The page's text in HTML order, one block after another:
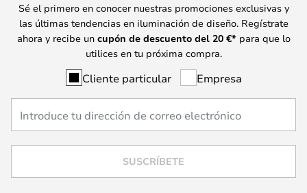
Sé el primero en conocer nuestras promociones exclusivas y
las últimas tendencias en iluminación de diseño. Regístrate
ahora y recibe un cupón de descuento del 20 €* para que lo
utilices en tu próxima compra.
Cliente particular Empresa
SUSCRÍBETE